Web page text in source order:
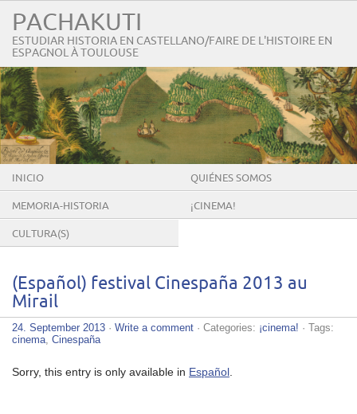
PACHAKUTI
ESTUDIAR HISTORIA EN CASTELLANO/FAIRE DE L'HISTOIRE EN
ESPAGNOL À TOULOUSE
INICIO QUIÉNES SOMOS
MEMORIA-HISTORIA ¡CINEMA!
CULTURA(S)
(Español) festival Cinespaña 2013 au
Mirail
24. September 2013 · Write a comment · Categories: ¡cinema! · Tags:
cinema, Cinespaña
Sorry, this entry is only available in Español.